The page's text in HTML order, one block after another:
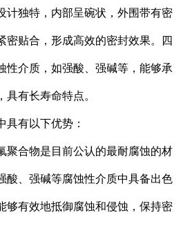
计独特，内部呈碗状，外围带有密
密贴合，形成高效的密封效果。四
性介质，如强酸、强碱等，能够承
有长寿命特点。
具有以下优势：
聚合物是目前公认的最耐腐蚀的材
酸、强碱等腐蚀性介质中具备出色
够有效地抵御腐蚀和侵蚀，保持密